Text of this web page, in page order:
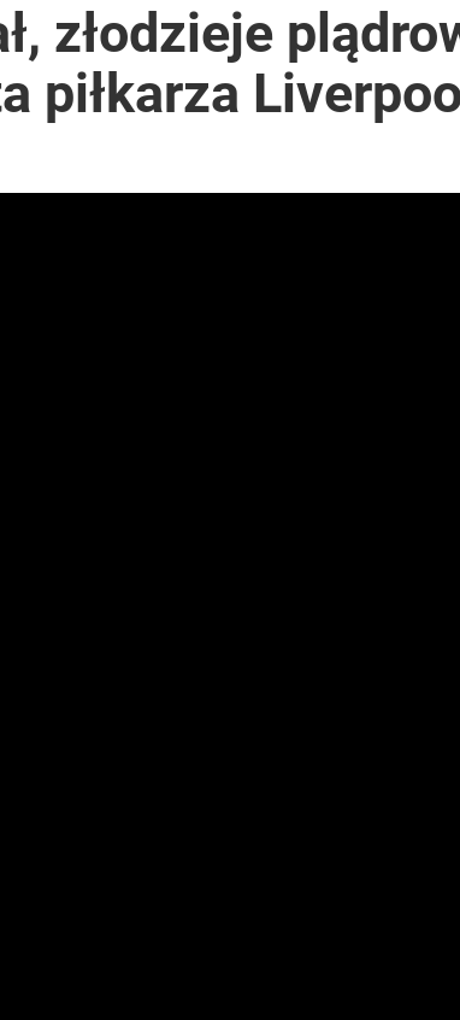
złodzieje
piłkarza